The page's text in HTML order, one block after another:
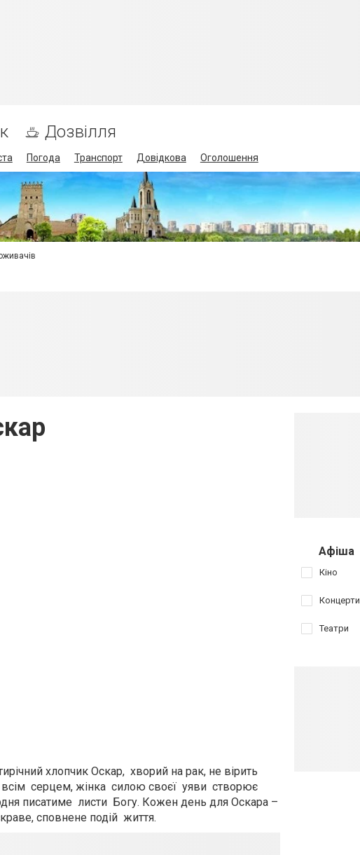
Дозвілля
Погода Транспорт Довідкова Оголошення
хлопчик Оскар, хворий на рак, не вірить
серцем, жінка силою своєї уяви створює
писатиме листи Богу. Кожен день для Оскара –
сповнене подій життя.
Афіша
Кіно
Концерти
Театри